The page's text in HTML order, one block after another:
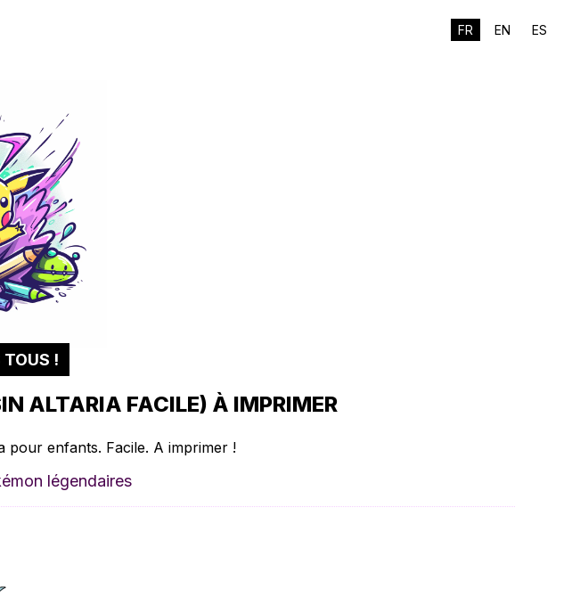
FR EN ES
TOUS !
ALTARIA FACILE) À IMPRIMER
pour enfants. Facile. A imprimer !
légendaires